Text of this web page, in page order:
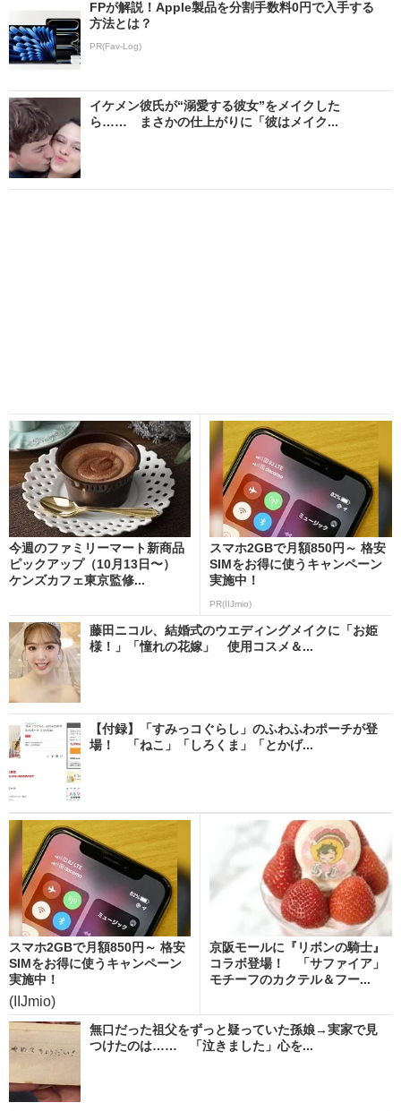
FPが解説！Apple製品を分割手数料0円で入手する
方法とは？
PR(Fav-Log)
イケメン彼氏が“溺愛する彼女”をメイクした
ら…… まさかの仕上がりに「彼はメイク...
今週のファミリーマート新商品
ピックアップ（10月13日〜）
ケンズカフェ東京監修...
スマホ2GBで月額850円～ 格安
SIMをお得に使うキャンペーン
実施中！
PR(IIJmio)
藤田ニコル、結婚式のウエディングメイクに「お姫
様！」「憧れの花嫁」 使用コスメ＆...
【付録】「すみっコぐらし」のふわふわポーチが登
場！ 「ねこ」「しろくま」「とかげ...
スマホ2GBで月額850円～ 格安
SIMをお得に使うキャンペーン
実施中！
(IIJmio)
京阪モールに『リボンの騎士』
コラボ登場！ 「サファイア」
モチーフのカクテル＆フー...
無口だった祖父をずっと疑っていた孫娘→実家で見
つけたのは…… 「泣きました」心を...